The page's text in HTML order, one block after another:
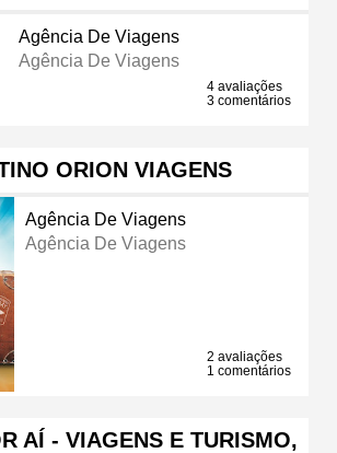
Agência De Viagens
Agência De Viagens
4 avaliações
3 comentários
ORION VIAGENS
Agência De Viagens
Agência De Viagens
2 avaliações
1 comentários
AÍ - VIAGENS E TURISMO,